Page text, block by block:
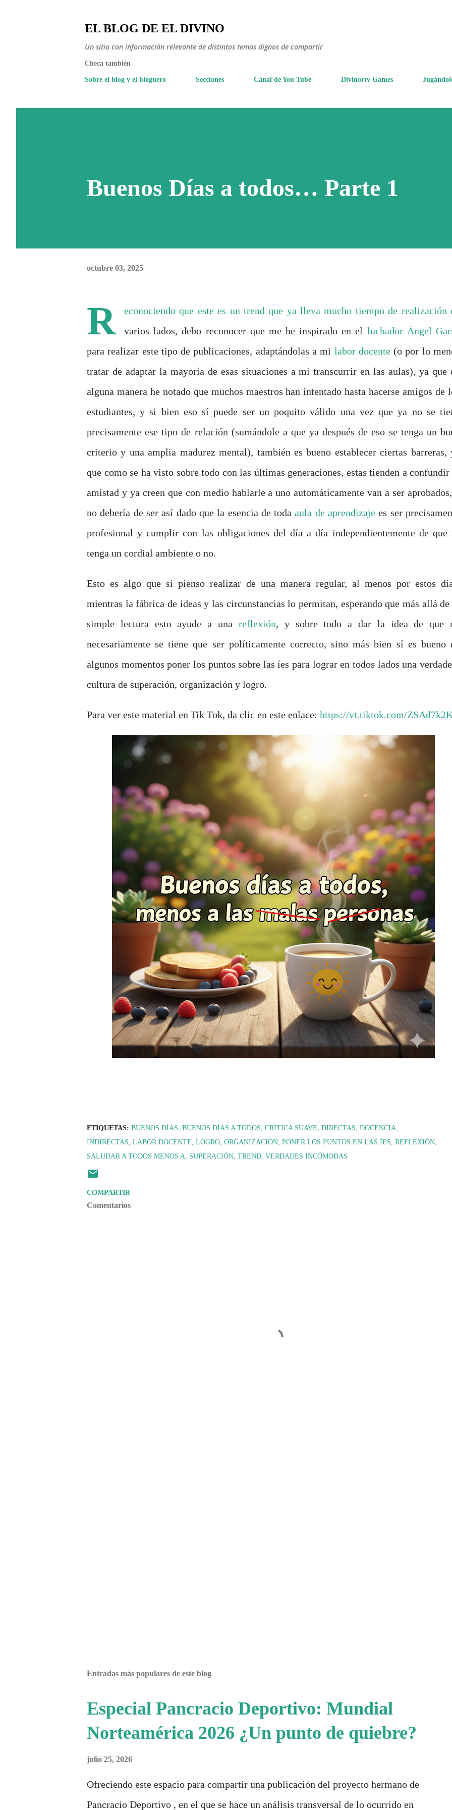
EL BLOG DE EL DIVINO
Un sitio con información relevante de distintos temas dignos de compartir
Checa también
Sobre el blog y el bloguero Secciones Canal de You Tube Divinortv Games
Buenos Días a todos… Parte 1
octubre 03, 2025
R
econociendo que este es un trend que ya lleva mucho tiempo de realización
varios lados, debo reconocer que me he inspirado en el luchador Ángel
para realizar este tipo de publicaciones, adaptándolas a mi labor docente(o por lo
tratar de adaptar la mayoría de esas situaciones a mí transcurrir en las aulas), ya que
alguna manera he notado que muchos maestros han intentado hasta hacerse amigos de
estudiantes, y si bien eso sí puede ser un poquito válido una vez que ya no se
precisamente ese tipo de relación (sumándole a que ya después de eso se tenga un
criterio y una amplia madurez mental), también es bueno establecer ciertas barreras,
que como se ha visto sobre todo con las últimas generaciones, estas tienden a
amistad y ya creen que con medio hablarle a uno automáticamente van a ser
no debería de ser así dado que la esencia de todaaula de aprendizaje es ser
profesional y cumplir con las obligaciones del día a día independientemente de que
tenga un cordial ambiente o no.
Esto es algo que sí pienso realizar de una manera regular, al menos por estos
mientras la fábrica de ideas y las circunstancias lo permitan, esperando que más allá
simple lectura esto ayude a una reflexión, y sobre todo a dar la idea de que
necesariamente se tiene que ser políticamente correcto, sino más bien sí es bueno
algunos momentos poner los puntos sobre las íes para lograr en todos lados una
cultura de superación, organización y logro.
Para ver este material en Tik Tok, da clic en este enlace: https://vt.tiktok.com/
ETIQUETAS: BUENOS DÍAS BUENOS DÍAS A TODOS CRÍTICA SUAVE DIRECTAS DOCENCIA
INDIRECTAS LABOR DOCENTE LOGRO ORGANIZACIÓN PONER LOS PUNTOS EN LAS ÍES REFLEXIÓN
SALUDAR A TODOS MENOS A SUPERACIÓN TREND VERDADES INCÓMODAS
COMPARTIR
Comentarios
Entradas más populares de este blog
Especial Pancracio Deportivo: Mundial
Norteamérica 2026 ¿Un punto de quiebre?
julio 25, 2026
Ofreciendo este espacio para compartir una publicación del proyecto hermano de
Pancracio Deportivo , en el que se hace un análisis transversal de lo ocurrido en